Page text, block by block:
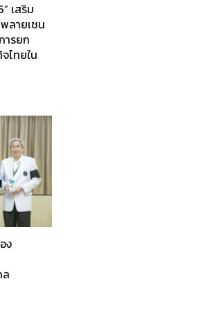
เสริม
ลายเชน
ารยก
ไทยใน
ง